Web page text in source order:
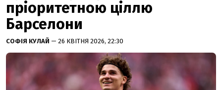
пріоритетною ціллю
Барселони
СОФІЯ КУЛАЙ — 26 КВІТНЯ 2026, 22:30